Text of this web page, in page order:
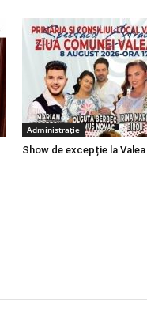
Administrație
Show de excepție la